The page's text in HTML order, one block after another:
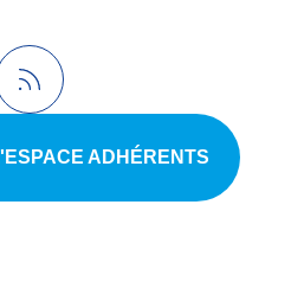
ADHÉRENTS